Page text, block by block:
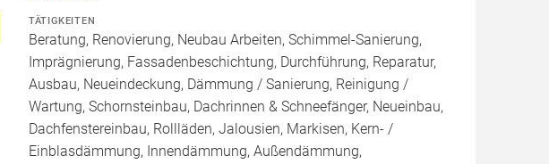
TÄTIGKEITEN
Beratung, Renovierung, Neubau Arbeiten, Schimmel-Sanierung,
Imprägnierung, Fassadenbeschichtung, Durchführung, Reparatur,
Ausbau, Neueindeckung, Dämmung / Sanierung, Reinigung /
Wartung, Schornsteinbau, Dachrinnen & Schneefänger, Neueinbau,
Dachfenstereinbau, Rollläden, Jalousien, Markisen, Kern- /
Einblasdämmung, Innendämmung, Außendämmung,